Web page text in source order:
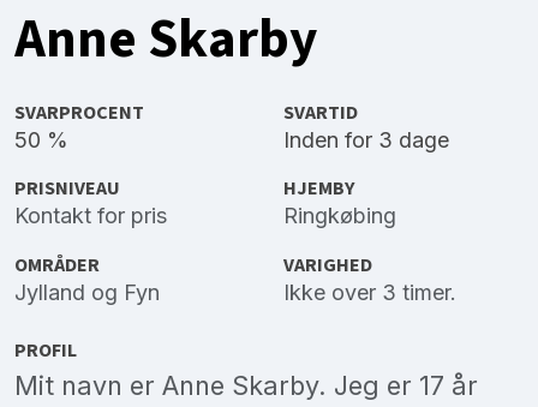
Anne Skarby
SVARPROCENT
50 %
SVARTID
Inden for 3 dage
PRISNIVEAU
Kontakt for pris
HJEMBY
Ringkøbing
OMRÅDER
Jylland og Fyn
VARIGHED
Ikke over 3 timer.
PROFIL
Mit navn er Anne Skarby. Jeg er 17 år